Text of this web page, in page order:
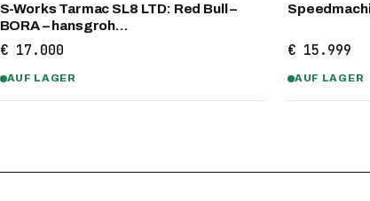
S-Works Tarmac SL8 LTD: Red Bull –
BORA – hansgroh…
€ 17.000
AUF LAGER
€ 15.999
AUF LAGER